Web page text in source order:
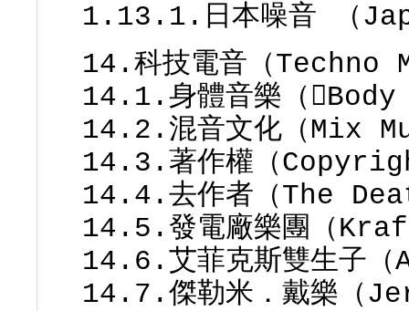
1.13.1.日本噪音 （
14.科技電音（Techno
14.1.身體音樂（
14.2.混音文化（Mix
14.3.著作權（
14.4.去作者（The
14.5.發電廠樂團（
14.6.艾菲克斯雙生子
14.7.傑勒米．戴樂（